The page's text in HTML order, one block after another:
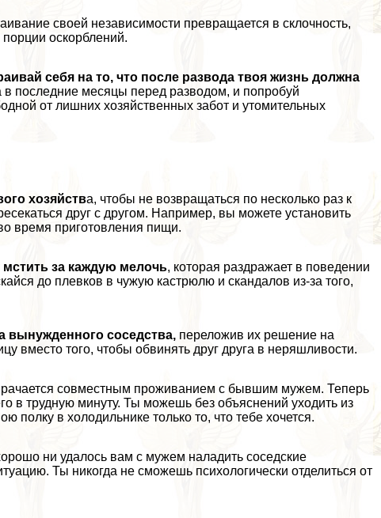
своей независимости превращается в склочность,
оскорблений.
себя на то, что после развода твоя жизнь должна
последние месяцы перед разводом, и попробуй
от лишних хозяйственных забот и утомительных
хозяйства, чтобы не возвращаться по несколько раз к
друг с другом. Например, вы можете установить
время приготовления пищи.
за каждую мелочь, которая раздражает в поведении
до плевков в чужую кастрюлю и скандалов из-за того,
вынужденного соседства, переложив их решение на
вместо того, чтобы обвинять друг друга в неряшливости.
совместным проживанием с бывшим мужем. Теперь
в трудную минуту. Ты можешь без объяснений уходить из
полку в холодильнике только то, что тебе хочется.
ни удалось вам с мужем наладить соседские
Ты никогда не сможешь психологически отделиться от